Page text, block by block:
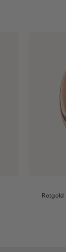
Rotgold